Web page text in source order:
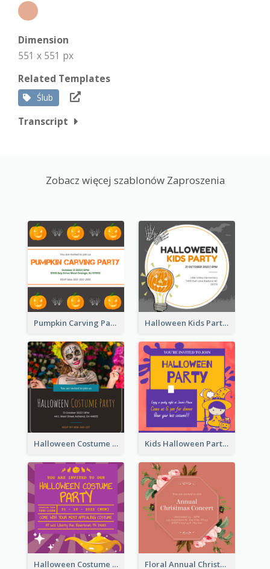
Dimension
551 x 551 px
Related Templates
Ślub
Transcript
Zobacz więcej szablonów Zaproszenia
Pumpkin Carving Party Invitation Halloween Kids Party Invitation
Halloween Costume Party Invitation Kids Halloween Party Invitation
Halloween Costume Party Invitation Floral Annual Christmas Concert Invitation